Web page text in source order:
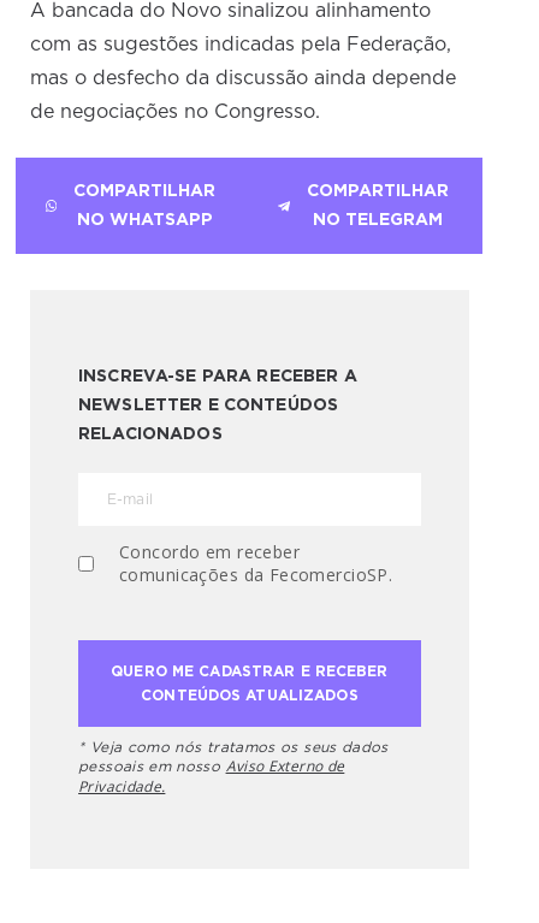
A bancada do Novo sinalizou alinhamento
com as sugestões indicadas pela Federação,
mas o desfecho da discussão ainda depende
de negociações no Congresso.
COMPARTILHAR
NO WHATSAPP
COMPARTILHAR
NO TELEGRAM
INSCREVA-SE PARA RECEBER A
NEWSLETTER E CONTEÚDOS
RELACIONADOS
Concordo em receber
comunicações da FecomercioSP.
* Veja como nós tratamos os seus dados
pessoais em nosso Aviso Externo de
Privacidade.